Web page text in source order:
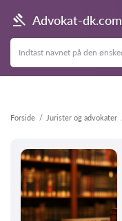
Advokat-dk.com
Forside Jurister og advokater
Tilbage